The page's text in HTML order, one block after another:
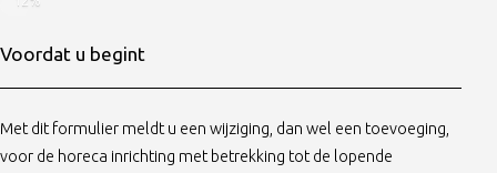
Voordat u begint
Met dit formulier meldt u een wijziging, dan wel een toevoeging,
voor de horeca inrichting met betrekking tot de lopende